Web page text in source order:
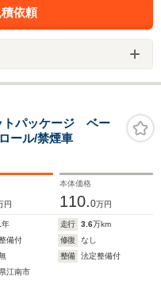
依頼
トパッケージ ベー
ール/禁煙車
円
本体価格
110.0万円
年 走行 3.6万km
備付 修復
なし
整備
法定整備付
江南市